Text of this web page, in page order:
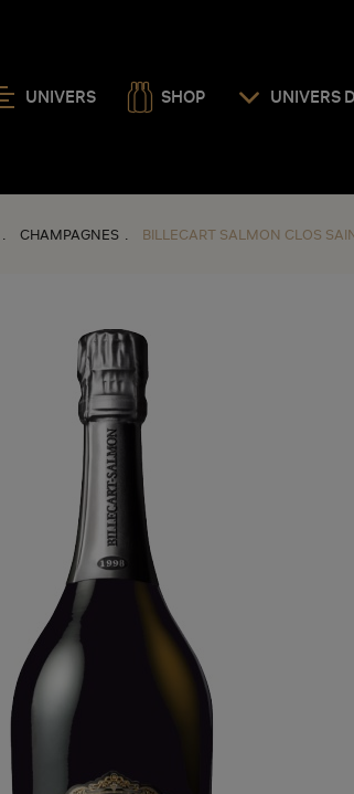
UNIVERS SHOP UNIVERS
CHAMPAGNES BILLECART SALMON CLOS